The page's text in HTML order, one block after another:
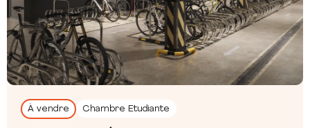
À vendre Chambre Etudiante